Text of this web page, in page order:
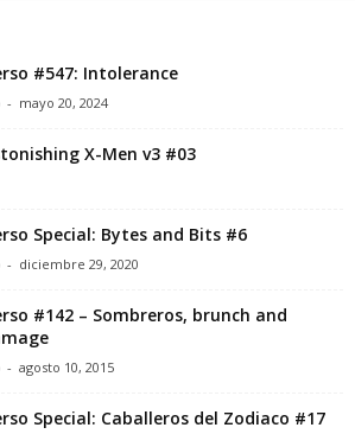
#547: Intolerance
- mayo 20, 2024
X-Men v3 #03
Special: Bytes and Bits #6
- diciembre 29, 2020
#142 – Sombreros, brunch and
- agosto 10, 2015
Special: Caballeros del Zodiaco #17